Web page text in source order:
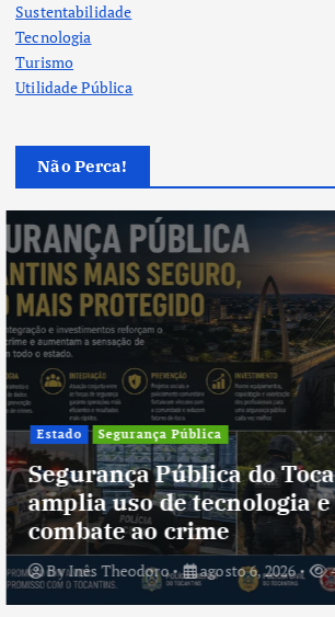
Sustentabilidade
Tecnologia
Turismo
Utilidade Pública
Não Perca!
Cultura
Cultura do Tocantins
tradições e fortalece
um estado em constante
transformação
ByInês Theodoro agosto 5, 2026